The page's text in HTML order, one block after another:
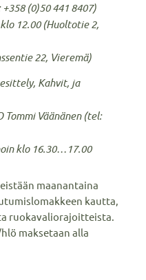
(0)50 441 8407)
12.00 (Huoltotie 2,
22, Vieremä)
Kahvit, ja
Tommi Väänänen (tel:
klo 16.30…17.00
maanantaina
kautta,
ruokavaliorajoitteista.
maksetaan alla